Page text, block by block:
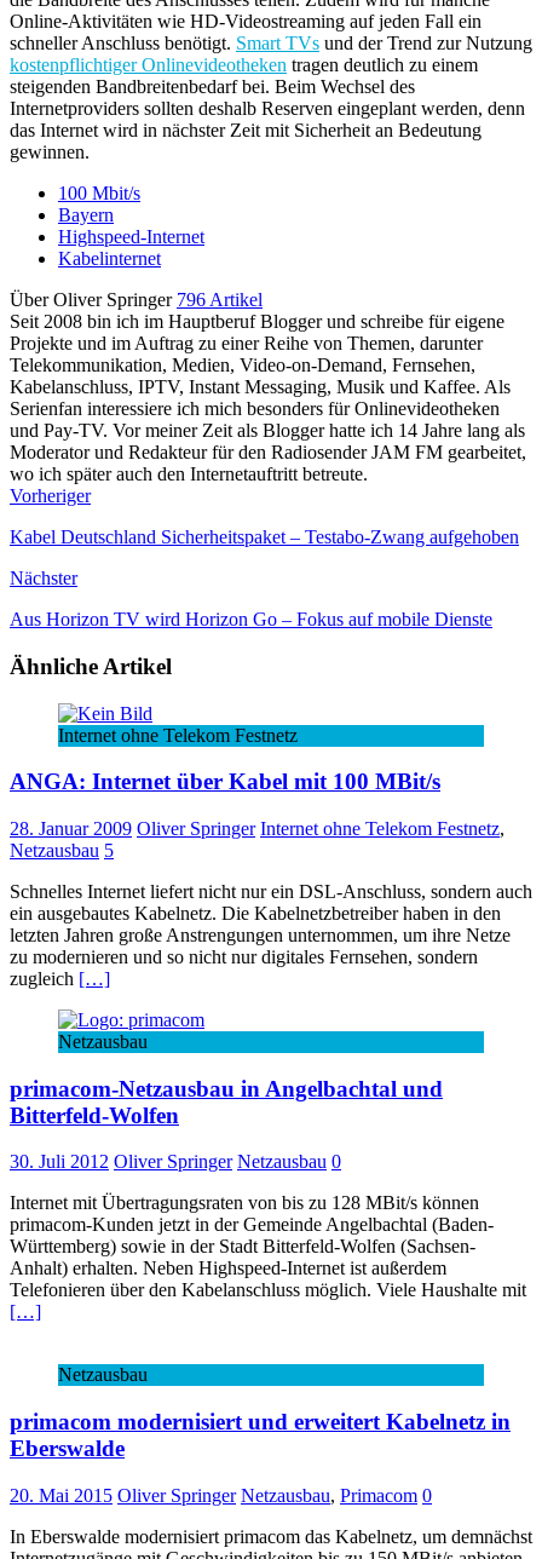
Online-Aktivitäten wie HD-Videostreaming auf jeden Fall ein
schneller Anschluss benötigt. Smart TVs und der Trend zur Nutzung
kostenpflichtiger Onlinevideotheken tragen deutlich zu einem
steigenden Bandbreitenbedarf bei. Beim Wechsel des
Internetproviders sollten deshalb Reserven eingeplant werden, denn
das Internet wird in nächster Zeit mit Sicherheit an Bedeutung
gewinnen.
100 Mbit/s
Bayern
Highspeed-Internet
Kabelinternet
Über Oliver Springer 796 Artikel
Seit 2008 bin ich im Hauptberuf Blogger und schreibe für eigene
Projekte und im Auftrag zu einer Reihe von Themen, darunter
Telekommunikation, Medien, Video-on-Demand, Fernsehen,
Kabelanschluss, IPTV, Instant Messaging, Musik und Kaffee. Als
Serienfan interessiere ich mich besonders für Onlinevideotheken
und Pay-TV. Vor meiner Zeit als Blogger hatte ich 14 Jahre lang als
Moderator und Redakteur für den Radiosender JAM FM gearbeitet,
wo ich später auch den Internetauftritt betreute.
Vorheriger
Kabel Deutschland Sicherheitspaket – Testabo-Zwang aufgehoben
Nächster
Aus Horizon TV wird Horizon Go – Fokus auf mobile Dienste
Ähnliche Artikel
Internet ohne Telekom Festnetz
ANGA: Internet über Kabel mit 100 MBit/s
28. Januar 2009 Oliver Springer Internet ohne Telekom Festnetz,
Netzausbau 5
Schnelles Internet liefert nicht nur ein DSL-Anschluss, sondern auch
ein ausgebautes Kabelnetz. Die Kabelnetzbetreiber haben in den
letzten Jahren große Anstrengungen unternommen, um ihre Netze
zu modernieren und so nicht nur digitales Fernsehen, sondern
zugleich […]
Netzausbau
primacom-Netzausbau in Angelbachtal und
Bitterfeld-Wolfen
30. Juli 2012 Oliver Springer Netzausbau 0
Internet mit Übertragungsraten von bis zu 128 MBit/s können
primacom-Kunden jetzt in der Gemeinde Angelbachtal (Baden-
Württemberg) sowie in der Stadt Bitterfeld-Wolfen (Sachsen-
Anhalt) erhalten. Neben Highspeed-Internet ist außerdem
Telefonieren über den Kabelanschluss möglich. Viele Haushalte mit
[…]
Netzausbau
primacom modernisiert und erweitert Kabelnetz in
Eberswalde
20. Mai 2015 Oliver Springer Netzausbau, Primacom 0
In Eberswalde modernisiert primacom das Kabelnetz, um demnächst